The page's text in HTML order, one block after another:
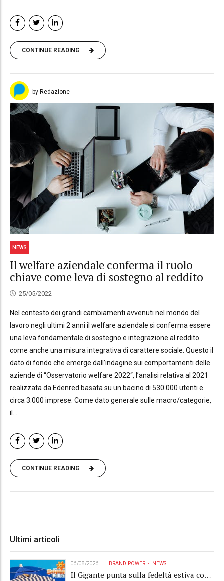
CONTINUE READING
by Redazione
NEWS
Il welfare aziendale conferma il ruolo
chiave come leva di sostegno al reddito
25/05/2022
Nel contesto dei grandi cambiamenti avvenuti nel mondo del
lavoro negli ultimi 2 anni il welfare aziendale si conferma essere
una leva fondamentale di sostegno e integrazione al reddito
come anche una misura integrativa di carattere sociale. Questo il
dato di fondo che emerge dall’indagine sui comportamenti delle
aziende di “Osservatorio welfare 2022“, l’analisi relativa al 2021
realizzata da Edenred basata su un bacino di 530.000 utenti e
circa 3.000 imprese. Come dato generale sulle macro/categorie,
il...
CONTINUE READING
Ultimi articoli
06/08/2026 BRAND POWER NEWS
Il Gigante punta sulla fedeltà estiva con